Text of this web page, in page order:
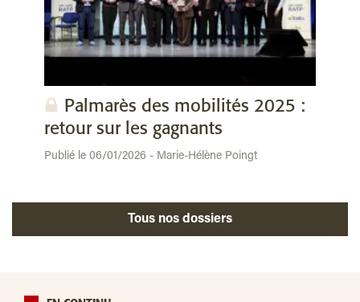
Palmarès des mobilités 2025 :
retour sur les gagnants
Publié le 06/01/2026 - Marie-Hélène Poingt
Tous nos dossiers